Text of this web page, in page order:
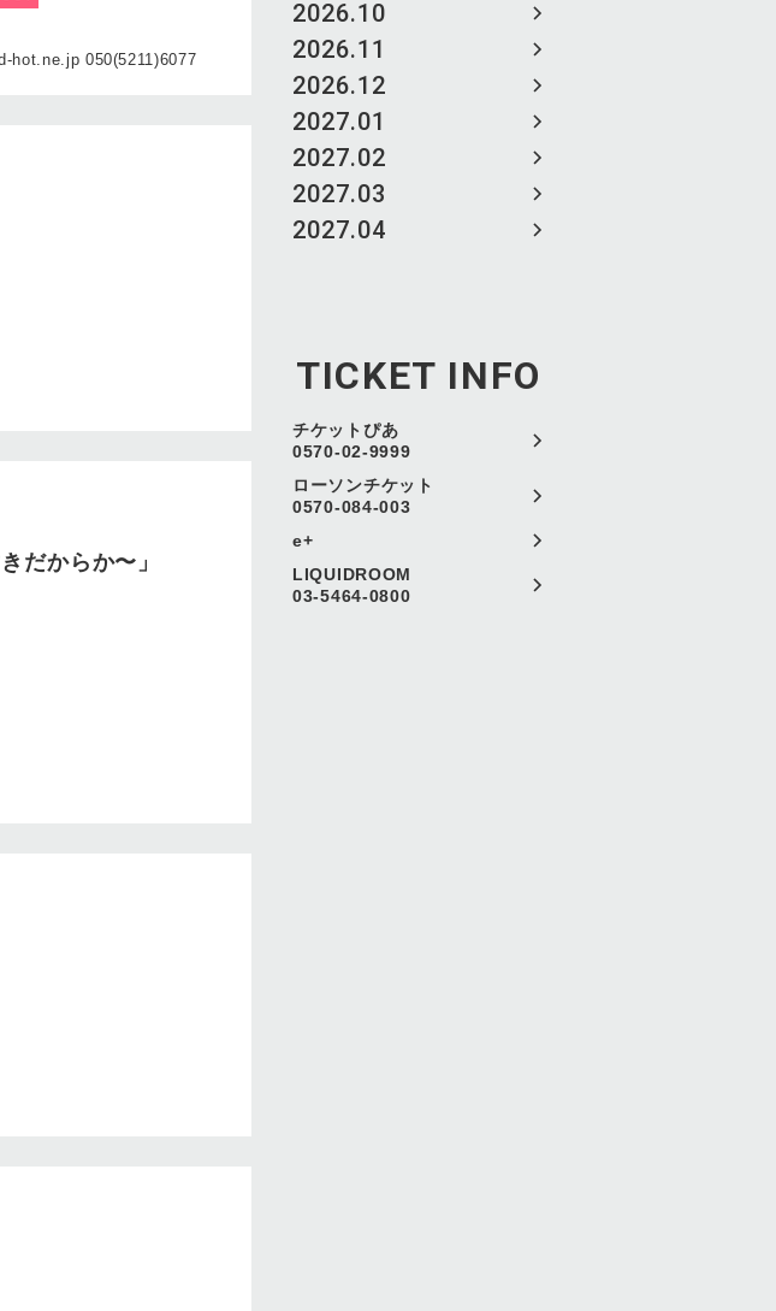
2026.10
2026.11
2026.12
2027.01
2027.02
2027.03
2027.04
TICKET INFO
チケットぴあ
0570-02-9999
ローソンチケット
0570-084-003
e+
LIQUIDROOM
03-5464-0800
hot.ne.jp 050(5211)6077
だからか〜」